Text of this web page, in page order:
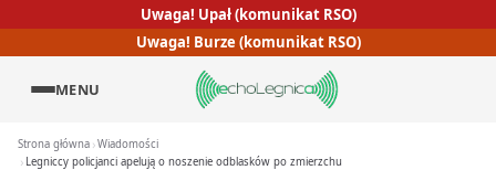
Uwaga! Upał (komunikat RSO)
Uwaga! Burze (komunikat RSO)
MENU
Strona główna Wiadomości
Legniccy policjanci apelują o noszenie odblasków po zmierzchu